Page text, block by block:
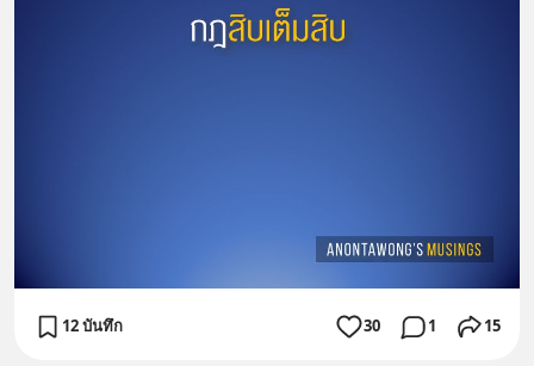
12 บันทึก 30 1 15